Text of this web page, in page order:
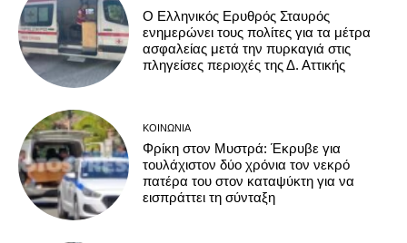
Ο Ελληνικός Ερυθρός Σταυρός
ενημερώνει τους πολίτες για τα μέτρα
ασφαλείας μετά την πυρκαγιά στις
πληγείσες περιοχές της Δ. Αττικής
ΚΟΙΝΩΝΊΑ
Φρίκη στον Μυστρά: Έκρυβε για
τουλάχιστον δύο χρόνια τον νεκρό
πατέρα του στον καταψύκτη για να
εισπράττει τη σύνταξη